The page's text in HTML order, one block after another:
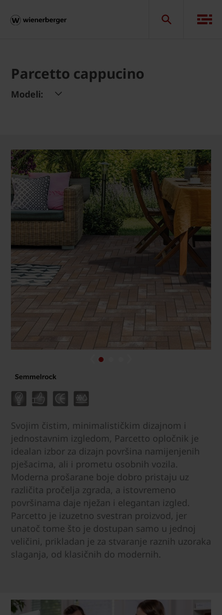
Parcetto cappucino
Modeli:
Svojim čistim, minimalističkim dizajnom i
jednostavnim izgledom, Parcetto opločnik je
idealan izbor za dizajn površina namijenjenih
pješacima, ali i prometu osobnih vozila.
Moderna prošarane boje dobro pristaju uz
različita pročelja zgrada, a istovremeno
površinama daje nježan i elegantan izgled.
Parcetto je izuzetno svestran proizvod, jer
unatoč tome što je dostupan samo u jednoj
veličini, prikladan je za stvaranje raznih uzoraka
slaganja, od klasičnih do modernih.